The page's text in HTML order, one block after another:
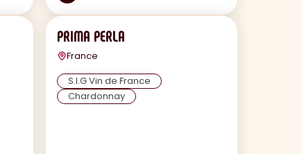
PRIMA PERLA
France
S.I.G Vin de France
Chardonnay